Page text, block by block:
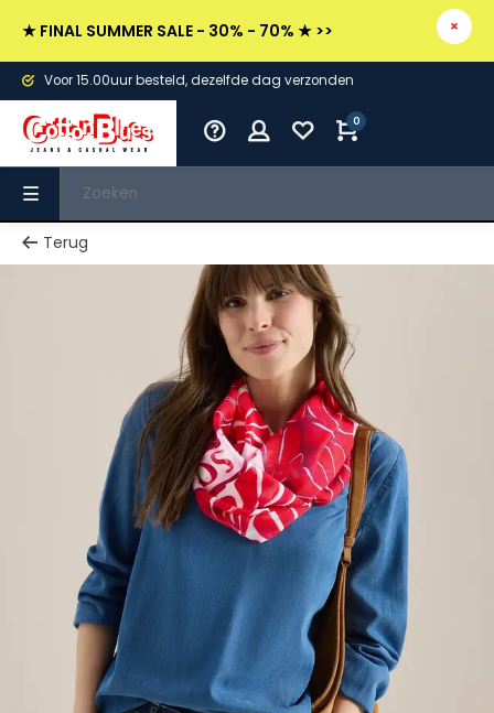
★ FINAL SUMMER SALE - 30% - 70% ★ >>
Voor 15.00uur besteld, dezelfde dag verzonden
0
Terug